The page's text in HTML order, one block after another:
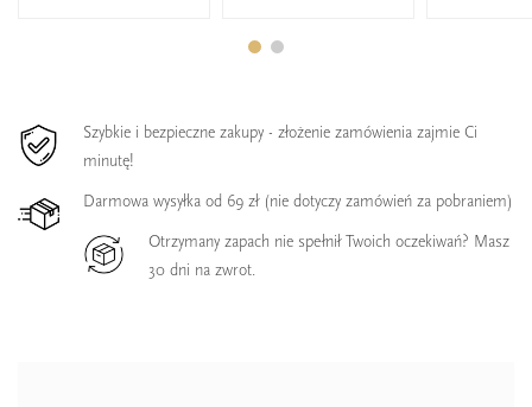
Szybkie i bezpieczne zakupy - złożenie zamówienia zajmie Ci
minutę!
Darmowa wysyłka od 69 zł (nie dotyczy zamówień za pobraniem)
Otrzymany zapach nie spełnił Twoich oczekiwań? Masz
30 dni na zwrot.